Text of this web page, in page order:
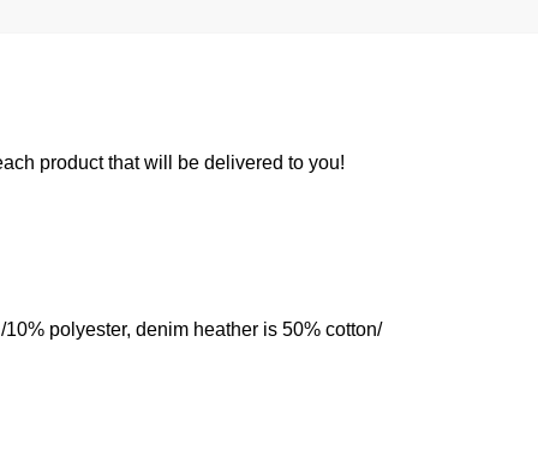
product that will be delivered to you!
polyester, denim heather is 50% cotton/